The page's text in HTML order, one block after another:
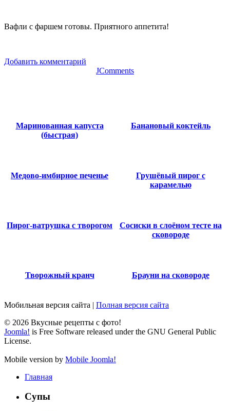
Вафли с фаршем готовы. Приятного аппетита!
Добавить комментарий
JComments
Маринованная капуста
(быстрая)
Банановый коктейль
Медово-имбирное печенье
Грушёвый пирог с
карамелью
Пирог-ватрушка с творогом
Сосиски в слоёном тесте на
сковороде
Творожный кранч Брауни на сковороде
Мобильная версия сайта | Полная версия сайта
© 2026 Вкусные рецепты с фото!
Joomla! is Free Software released under the GNU General Public
License.
Mobile version by Mobile Joomla!
Главная
Супы